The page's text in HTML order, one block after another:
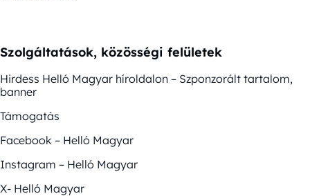
Szolgáltatások, közösségi felületek
Hirdess Helló Magyar híroldalon – Szponzorált tartalom,
banner
Támogatás
Facebook – Helló Magyar
Instagram – Helló Magyar
X- Helló Magyar